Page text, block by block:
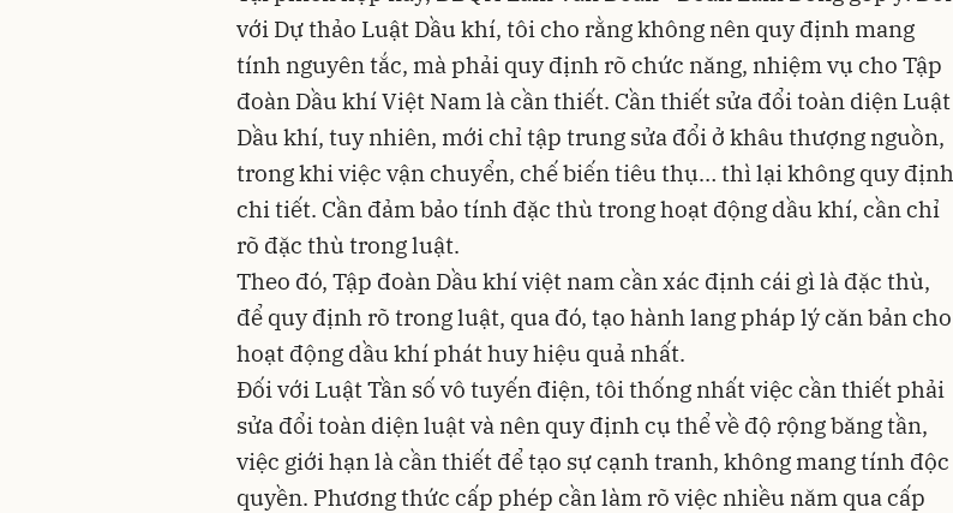
với Dự thảo Luật Dầu khí, tôi cho rằng không nên quy định mang
tính nguyên tắc, mà phải quy định rõ chức năng, nhiệm vụ cho Tập
đoàn Dầu khí Việt Nam là cần thiết. Cần thiết sửa đổi toàn diện Luật
Dầu khí, tuy nhiên, mới chỉ tập trung sửa đổi ở khâu thượng nguồn,
trong khi việc vận chuyển, chế biến tiêu thụ… thì lại không quy định
chi tiết. Cần đảm bảo tính đặc thù trong hoạt động dầu khí, cần chỉ
rõ đặc thù trong luật.
Theo đó, Tập đoàn Dầu khí việt nam cần xác định cái gì là đặc thù,
để quy định rõ trong luật, qua đó, tạo hành lang pháp lý căn bản cho
hoạt động dầu khí phát huy hiệu quả nhất.
Đối với Luật Tần số vô tuyến điện, tôi thống nhất việc cần thiết phải
sửa đổi toàn diện luật và nên quy định cụ thể về độ rộng băng tần,
việc giới hạn là cần thiết để tạo sự cạnh tranh, không mang tính độc
quyền. Phương thức cấp phép cần làm rõ việc nhiều năm qua cấp